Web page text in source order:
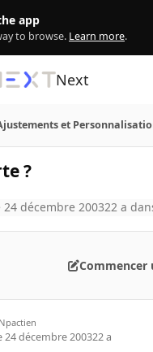
app
to browse. Learn more.
Next
et
?
24 décembre 200322 a
Commencer
24 décembre 200322 a